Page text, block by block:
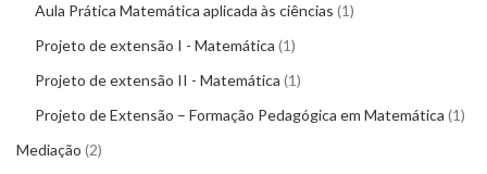
Aula Prática Matemática aplicada às ciências 1
Projeto de extensão I - Matemática 1
Projeto de extensão II - Matemática 1
Projeto de Extensão – Formação Pedagógica em Matemática 1
Mediação 2